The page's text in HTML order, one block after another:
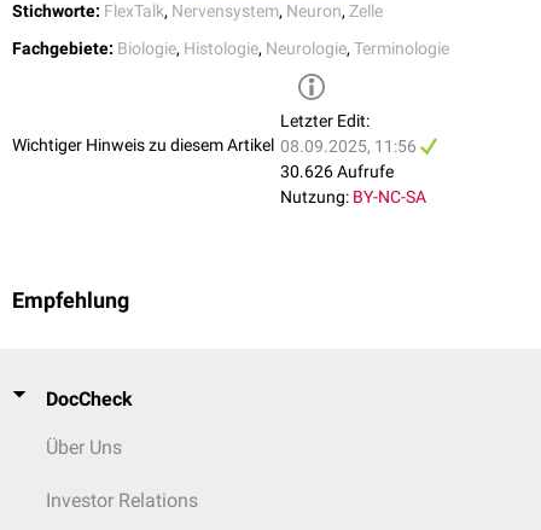
Stichworte: FlexTalk, Nervensystem, Neuron, Zelle
Fachgebiete: Biologie, Histologie, Neurologie, Terminologie
Wichtiger Hinweis zu diesem Artikel
Letzter Edit:
08.09.2025, 11:56
30.626 Aufrufe
Nutzung: BY-NC-SA
Empfehlung
DocCheck
Über Uns
Investor Relations